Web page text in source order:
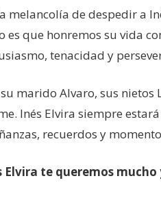
melancolía de despedir a
es que honremos su vida
tenacidad y
su marido Alvaro, sus
Inés Elvira siempre
recuerdos y
Elvira te queremos